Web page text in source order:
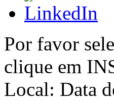
Por favor
clique em
Local: Data